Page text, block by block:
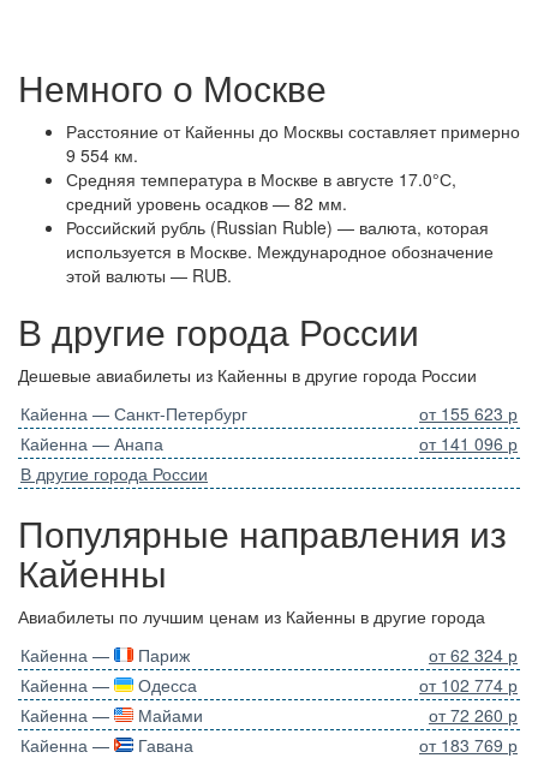
Немного о Москве
Расстояние от Кайенны до Москвы составляет примерно
9 554 км.
Средняя температура в Москве в августе 17.0°С,
средний уровень осадков — 82 мм.
Российский рубль (Russian Ruble) — валюта, которая
используется в Москве. Международное обозначение
этой валюты — RUB.
В другие города России
Дешевые авиабилеты из Кайенны в другие города России
Кайенна — Санкт-Петербург
от 155 623 р
Кайенна — Анапа
от 141 096 р
В другие города России
Популярные направления из
Кайенны
Авиабилеты по лучшим ценам из Кайенны в другие города
Кайенна —
Париж
от 62 324 р
Кайенна —
Одесса
от 102 774 р
Кайенна —
Майами
от 72 260 р
Кайенна —
Гавана
от 183 769 р